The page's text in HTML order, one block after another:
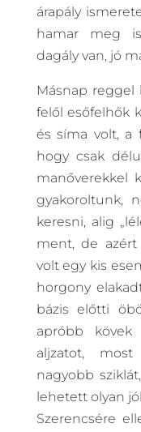
árapály
hamar meg
dagály van, jó
Másnap
felől esőfelhők
és síma volt, a
hogy csak
manőverekkel
gyakoroltunk,
keresni, alig
ment, de azért
volt egy kis
horgony
bázis előtti
apróbb
aljzatot,
nagyobb
lehetett olyan
Szerencsére